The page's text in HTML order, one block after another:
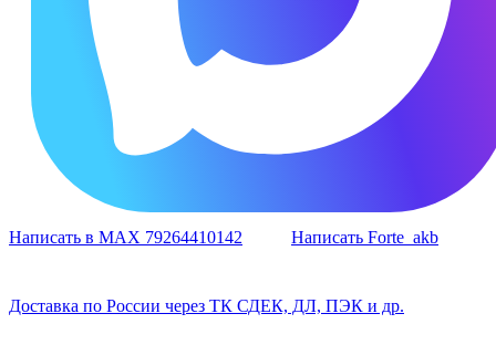
Написать в MAX 79264410142 Написать Forte_akb
Доставка по России через ТК СДЕК, ДЛ, ПЭК и др.